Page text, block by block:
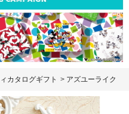
カタログギフト > アズユーライク